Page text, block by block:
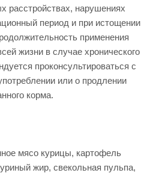
расстройствах, нарушениях
период и при истощении
применения
жизни в случае хронического
проконсультироваться с
или о продлении
корма.
мясо курицы, картофель
жир, свекольная пульпа,